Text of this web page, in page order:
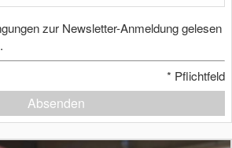
zur Newsletter-Anmeldung gelesen
* Pflichtfeld
Absenden